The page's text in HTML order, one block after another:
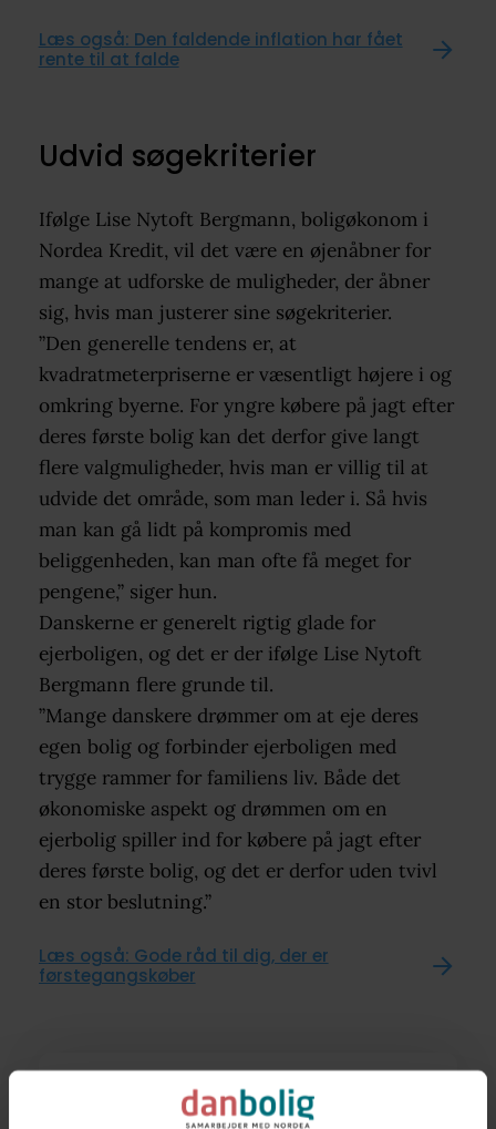
Læs også: Den faldende inflation har fået
rente til at falde
Udvid søgekriterier
Ifølge Lise Nytoft Bergmann, boligøkonom i
Nordea Kredit, vil det være en øjenåbner for
mange at udforske de muligheder, der åbner
sig, hvis man justerer sine søgekriterier.
”Den generelle tendens er, at
kvadratmeterpriserne er væsentligt højere i og
omkring byerne. For yngre købere på jagt efter
deres første bolig kan det derfor give langt
flere valgmuligheder, hvis man er villig til at
udvide det område, som man leder i. Så hvis
man kan gå lidt på kompromis med
beliggenheden, kan man ofte få meget for
pengene,” siger hun.
Danskerne er generelt rigtig glade for
ejerboligen, og det er der ifølge Lise Nytoft
Bergmann flere grunde til.
”Mange danskere drømmer om at eje deres
egen bolig og forbinder ejerboligen med
trygge rammer for familiens liv. Både det
økonomiske aspekt og drømmen om en
ejerbolig spiller ind for købere på jagt efter
deres første bolig, og det er derfor uden tvivl
en stor beslutning.”
Læs også: Gode råd til dig, der er
førstegangskøber
Stor forskel på de dyreste